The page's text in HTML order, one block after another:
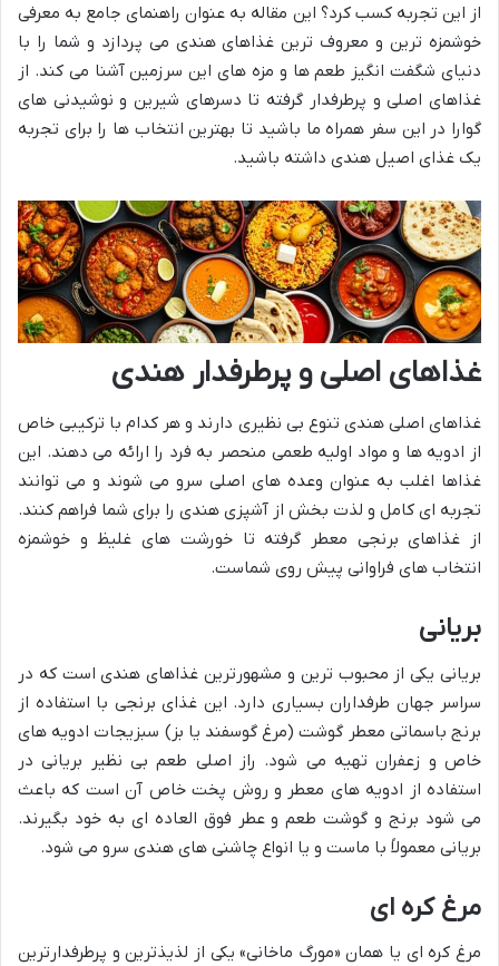
از این تجربه کسب کرد؟ این مقاله به عنوان راهنمای جامع به معرفی
خوشمزه ترین و معروف ترین غذاهای هندی می پردازد و شما را با
دنیای شگفت انگیز طعم ها و مزه های این سرزمین آشنا می کند. از
غذاهای اصلی و پرطرفدار گرفته تا دسرهای شیرین و نوشیدنی های
گوارا در این سفر همراه ما باشید تا بهترین انتخاب ها را برای تجربه
یک غذای اصیل هندی داشته باشید.
غذاهای اصلی و پرطرفدار هندی
غذاهای اصلی هندی تنوع بی نظیری دارند و هر کدام با ترکیبی خاص
از ادویه ها و مواد اولیه طعمی منحصر به فرد را ارائه می دهند. این
غذاها اغلب به عنوان وعده های اصلی سرو می شوند و می توانند
تجربه ای کامل و لذت بخش از آشپزی هندی را برای شما فراهم کنند.
از غذاهای برنجی معطر گرفته تا خورشت های غلیظ و خوشمزه
انتخاب های فراوانی پیش روی شماست.
بریانی
بریانی یکی از محبوب ترین و مشهورترین غذاهای هندی است که در
سراسر جهان طرفداران بسیاری دارد. این غذای برنجی با استفاده از
برنج باسماتی معطر گوشت (مرغ گوسفند یا بز) سبزیجات ادویه های
خاص و زعفران تهیه می شود. راز اصلی طعم بی نظیر بریانی در
استفاده از ادویه های معطر و روش پخت خاص آن است که باعث
می شود برنج و گوشت طعم و عطر فوق العاده ای به خود بگیرند.
بریانی معمولاً با ماست و یا انواع چاشنی های هندی سرو می شود.
مرغ کره ای
مرغ کره ای یا همان «مورگ ماخانی» یکی از لذیذترین و پرطرفدارترین